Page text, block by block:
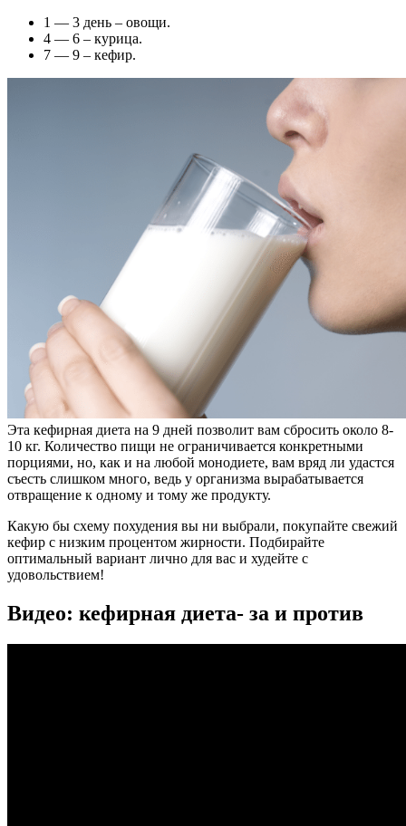
1 — 3 день – овощи.
4 — 6 – курица.
7 — 9 – кефир.
Эта кефирная диета на 9 дней позволит вам сбросить около 8-
10 кг. Количество пищи не ограничивается конкретными
порциями, но, как и на любой монодиете, вам вряд ли удастся
съесть слишком много, ведь у организма вырабатывается
отвращение к одному и тому же продукту.
Какую бы схему похудения вы ни выбрали, покупайте свежий
кефир с низким процентом жирности. Подбирайте
оптимальный вариант лично для вас и худейте с
удовольствием!
Видео: кефирная диета- за и против